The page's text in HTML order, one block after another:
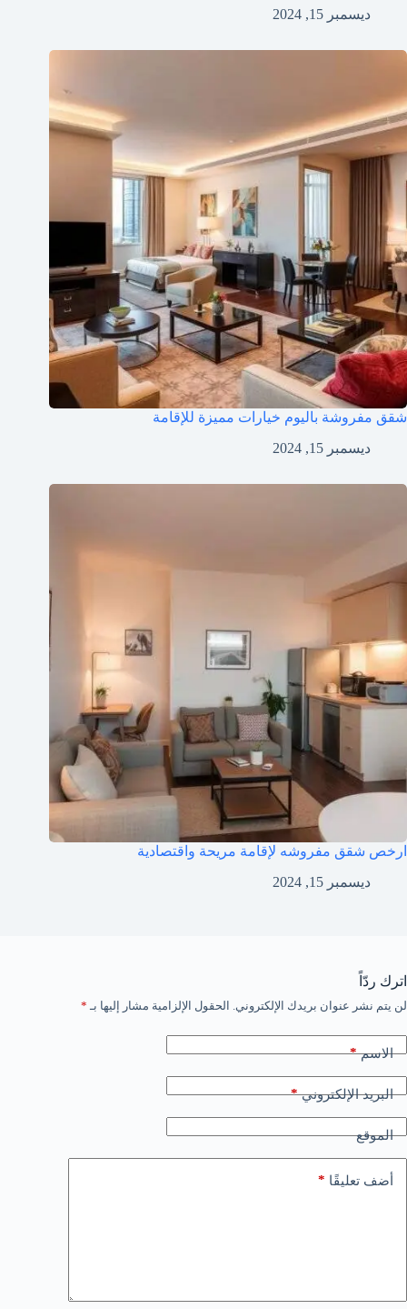
ديسمبر 15, 2024
شقق مفروشة باليوم خيارات مميزة للإقامة
ديسمبر 15, 2024
ارخص شقق مفروشه لإقامة مريحة واقتصادية
ديسمبر 15, 2024
اترك ردّاً
لن يتم نشر عنوان بريدك الإلكتروني. الحقول الإلزامية مشار إليها بـ *
الاسم*
البريد الإلكتروني*
الموقع
أضف تعليقًا *